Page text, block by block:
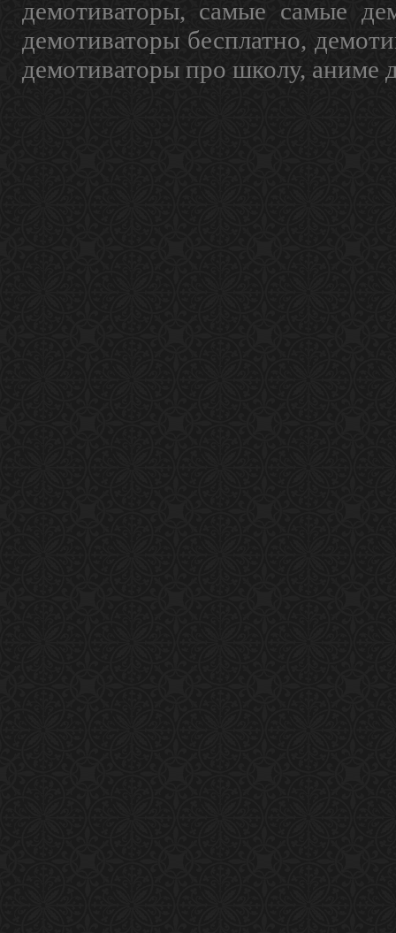
демотиваторы, самые самые
демотиваторы бесплатно,
демотиваторы про школу, аниме